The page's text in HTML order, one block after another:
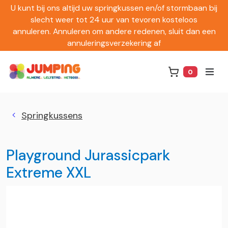
U kunt bij ons altijd uw springkussen en/of stormbaan bij
slecht weer tot 24 uur van tevoren kosteloos
annuleren. Annuleren om andere redenen, sluit dan een
annuleringsverzekering af
0
Springkussens
Playground Jurassicpark
Extreme XXL